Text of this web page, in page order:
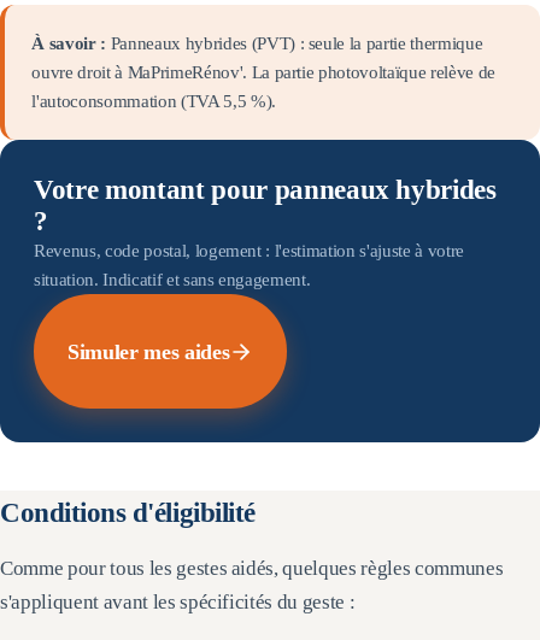
À savoir : Panneaux hybrides (PVT) : seule la partie thermique
ouvre droit à MaPrimeRénov'. La partie photovoltaïque relève de
l'autoconsommation (TVA 5,5 %).
Votre montant pour panneaux hybrides
?
Revenus, code postal, logement : l'estimation s'ajuste à votre
situation. Indicatif et sans engagement.
Simuler mes aides
Conditions d'éligibilité
Comme pour tous les gestes aidés, quelques règles communes
s'appliquent avant les spécificités du geste :